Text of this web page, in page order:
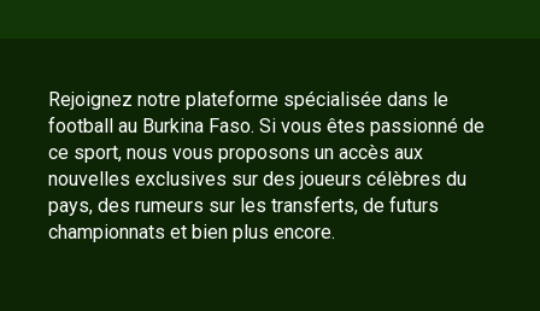
Rejoignez notre plateforme spécialisée dans le
football au Burkina Faso. Si vous êtes passionné de
ce sport, nous vous proposons un accès aux
nouvelles exclusives sur des joueurs célèbres du
pays, des rumeurs sur les transferts, de futurs
championnats et bien plus encore.